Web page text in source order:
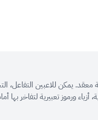
يمكن للاعبين التفاعل،
ورموز تعبيرية لتفاخر بها